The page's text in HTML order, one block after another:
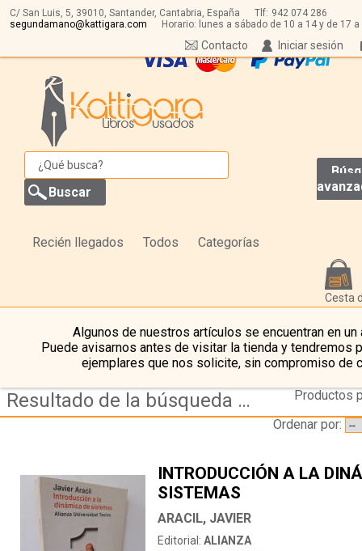
C/ San Luis, 5, 39010, Santander, Cantabria, España Tlf: 942 074 286
segundamano@kattigara.com
Horario: lunes a sábado de 10 a 14 y de 17 a
Iniciar sesión
Contacto
Recién llegados Todos Categorías
Cesta
Algunos de nuestros artículos se encuentran en un
Puede avisarnos antes de visitar la tienda y tendremos
ejemplares que nos solicite, sin compromiso de
Resultado de la búsqueda de autor aracil javier
Productos
Ordenar por:
INTRODUCCIÓN A LA
SISTEMAS
ARACIL, JAVIER
Editorial: ALIANZA